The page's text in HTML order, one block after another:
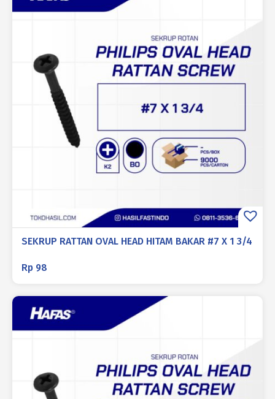
SEKRUP RATTAN OVAL HEAD HITAM BAKAR #7 X 1 3/4
Rp 98